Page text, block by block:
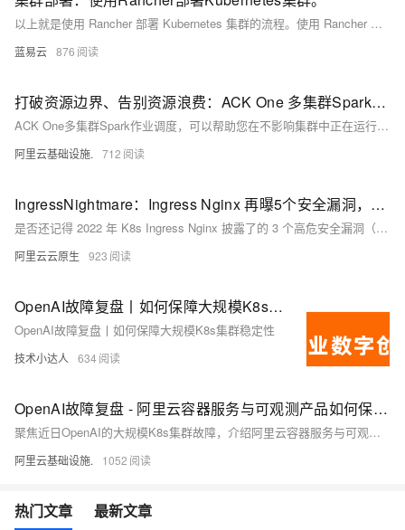
以上就是使用 Rancher 部署 Kubernetes 集群的流程。使用 Rancher 和 Kubernetes，开发者可以受益于灵活性和可扩展性，允许他们在多种环境中运行多种应用，同时利用自动化工具使工作负载更加高效。
蓝易云 876
打破资源边界、告别资源浪费：ACK One 多集群Spark和AI作业调度
ACK One多集群Spark作业调度，可以帮助您在不影响集群中正在运行的在线业务的前提下，打破资源边界，根据各集群实际剩余资源来进行调度，最大化您多集群中闲置资源的利用率。
阿里云基础设施. 712
IngressNightmare：Ingress Nginx 再曝5个安全漏洞，可接管你的 K8s 集群
是否还记得 2022 年 K8s Ingress Nginx 披露了的 3 个高危安全漏洞（CVE-2021-25745, CVE-2021-25746, CVE-2021-25748），并在那一年宣布停止接收新功能 PR，专注修复并提升稳定性。
阿里云云原生 923
OpenAI故障复盘丨如何保障大规模K8s集群稳定性
OpenAI故障复盘丨如何保障大规模K8s集群稳定性
技术小达人 634
OpenAI故障复盘 - 阿里云容器服务与可观测产品如何保障大规模K8s集群稳定性
聚焦近日OpenAI的大规模K8s集群故障，介绍阿里云容器服务与可观测团队在大规模K8s场景下我们的建设与沉淀。以及分享对类似故障问题的应对方案：包括在K8s和Prometheus的高可用架构设计方面、事前事后的稳定性保障体系方面。
阿里云基础设施. 1052
热门文章 最新文章